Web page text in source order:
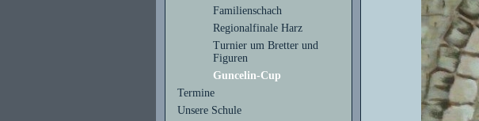
Familienschach
Regionalfinale Harz
Turnier um Bretter und
Figuren
Guncelin-Cup
Termine
Unsere Schule